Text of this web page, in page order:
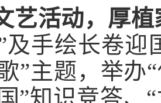
艺活动，厚
及手绘长卷迎
”主题，举办
”知识竞答、